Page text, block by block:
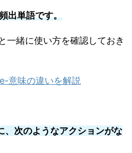
出単語です。
と一緒に使い方を確認しておき
意味の違いを解説
、次のようなアクションがな